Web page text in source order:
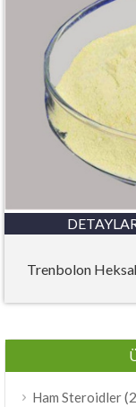
Trenbolon
Ham Steroidler